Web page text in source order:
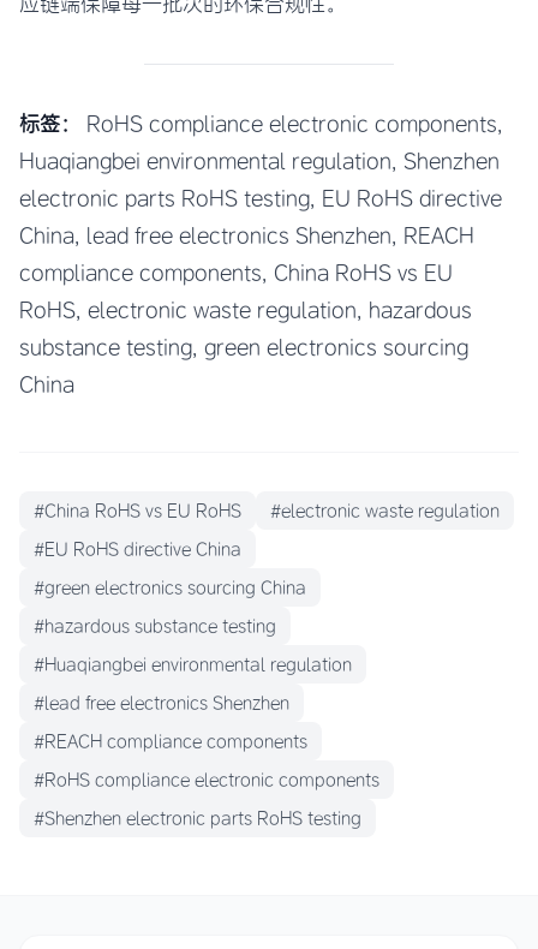
标签：
RoHS compliance electronic components,
Huaqiangbei environmental regulation, Shenzhen
electronic parts RoHS testing, EU RoHS directive
China, lead free electronics Shenzhen, REACH
compliance components, China RoHS vs EU
RoHS, electronic waste regulation, hazardous
substance testing, green electronics sourcing
China
#China RoHS vs EU RoHS
#electronic waste regulation
#EU RoHS directive China
#green electronics sourcing China
#hazardous substance testing
#Huaqiangbei environmental regulation
#lead free electronics Shenzhen
#REACH compliance components
#RoHS compliance electronic components
#Shenzhen electronic parts RoHS testing